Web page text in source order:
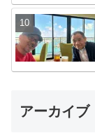
アーカイブ